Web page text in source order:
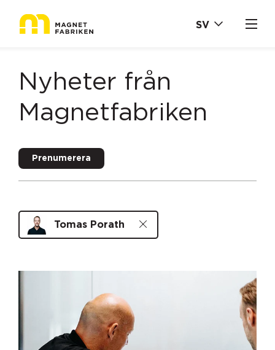
SV
Nyheter från
Magnetfabriken
Prenumerera
Tomas Porath